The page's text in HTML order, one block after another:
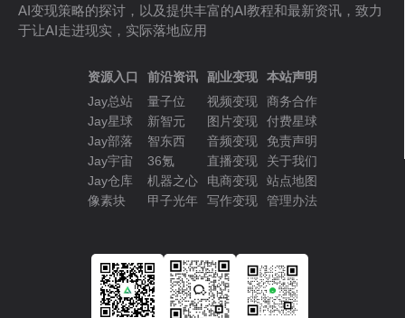
AI变现策略的探讨，以及提供丰富的AI教程和最新资讯，致力
于让AI走进现实，实际落地应用
资源入口
Jay总站
Jay星球
Jay部落
Jay宇宙
Jay仓库
像素块
前沿资讯
量子位
新智元
智东西
36氪
机器之心
甲子光年
副业变现
视频变现
图片变现
音频变现
直播变现
电商变现
写作变现
本站声明
商务合作
付费星球
免责声明
关于我们
站点地图
管理办法